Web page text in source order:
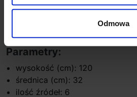
Odmowa
Parametry:
wysokość (cm): 120
średnica (cm): 32
ilość źródeł: 6